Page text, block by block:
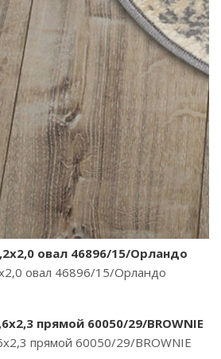
овал 46896/15/Орландо
овал 46896/15/Орландо
прямой 60050/29/BROWNIE
прямой 60050/29/BROWNIE